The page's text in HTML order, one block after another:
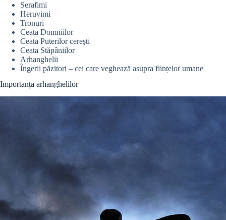
Serafimi
Heruvimi
Tronuri
Ceata Domniilor
Ceata Puterilor cereşti
Ceata Stăpâniilor
Arhanghelii
Îngerii păzitori – cei care veghează asupra ființelor umane
Importanța arhanghelilor